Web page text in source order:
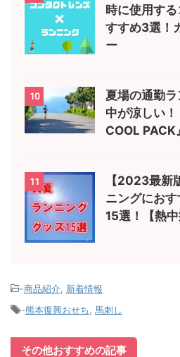
時に使用す
すすめ3選！
ー
10
夏場の通勤
中が涼しい
COOL PACK
11
【2023最新
ニングにお
15選！【熱中
-商品紹介
新着情報
-熊本復興おせち 馬刺し
その他おすすめの記事